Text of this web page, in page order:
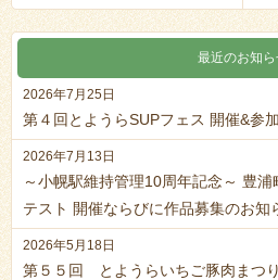
最近のお知
2026年7月25日
第４回とようらSUPフェス 開催&参
2026年7月13日
～小幌駅維持管理10周年記念～ 豊
テスト 開催ならびに作品募集のお知
2026年5月18日
第５５回 とようらいちご豚肉まつ